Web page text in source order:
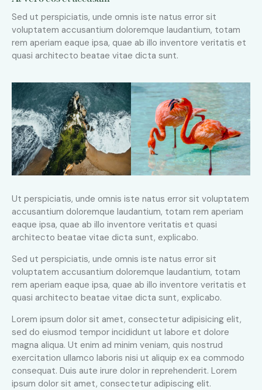
Sed ut perspiciatis, unde omnis iste natus error sit
voluptatem accusantium doloremque laudantium, totam
rem aperiam eaque ipsa, quae ab illo inventore veritatis et
quasi architecto beatae vitae dicta sunt.
Ut perspiciatis, unde omnis iste natus error sit voluptatem
accusantium doloremque laudantium, totam rem aperiam
eaque ipsa, quae ab illo inventore veritatis et quasi
architecto beatae vitae dicta sunt, explicabo.
Sed ut perspiciatis, unde omnis iste natus error sit
voluptatem accusantium doloremque laudantium, totam
rem aperiam eaque ipsa, quae ab illo inventore veritatis et
quasi architecto beatae vitae dicta sunt, explicabo.
Lorem ipsum dolor sit amet, consectetur adipisicing elit,
sed do eiusmod tempor incididunt ut labore et dolore
magna aliqua. Ut enim ad minim veniam, quis nostrud
exercitation ullamco laboris nisi ut aliquip ex ea commodo
consequat. Duis aute irure dolor in reprehenderit. Lorem
ipsum dolor sit amet, consectetur adipiscing elit.